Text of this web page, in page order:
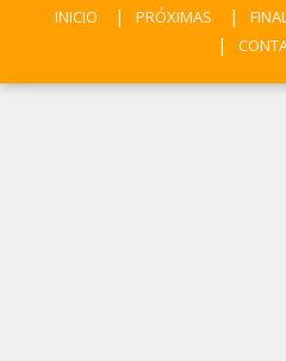
INICIO PRÓXIMAS